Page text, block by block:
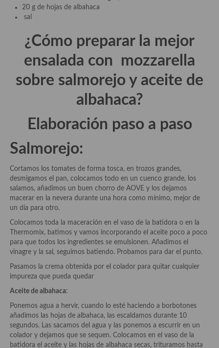
Quínoa
Arroces Y fideuás
Masas elaboradas con harina, pizzas, quiches y demás
Plato principal
Aves
Carne
Pescado y Marisco
Postres y dulces
Postres con frutas
Quesos, recetas
Recetas Especiales
Recetas de Cuaresma
Recetas maridadas con los mejores AOVES
20 g de hojas de albahaca
sal
¿Cómo preparar la mejor
ensalada con mozzarella
sobre salmorejo y aceite de
albahaca?
Elaboración paso a paso
Salmorejo:
Cortamos los tomates de forma tosca, en trozos grandes,
desmigamos el pan, colocamos todo en un cuenco grande, los
salamos, añadimos un buen chorro de AOVE y los dejamos
macerar en la nevera durante una hora como mínimo, mejor de
un día para otro.
Colocamos toda la maceración en el vaso de la batidora o en la
Thermomix, batimos y vamos incorporando el aceite poco a poco
para que todos los ingredientes se emulsionen. Añadimos el
vinagre y la sal, seguimos batiendo. Probamos para dar el punto.
Pasamos la crema obtenida por el colador para quitar cualquier
impureza que pueda quedar
Aceite de albahaca:
Ponemos agua a hervir, cuando lo esté haciendo a borbotones
añadimos las hojas de albahaca, las escaldamos durante 10
segundos. Las sacamos del agua y las ponemos a escurrir en un
colador y dejamos que se sequen. Colocamos en el vaso de la
batidora el aceite y las hojas de albahaca secas, trituramos hasta